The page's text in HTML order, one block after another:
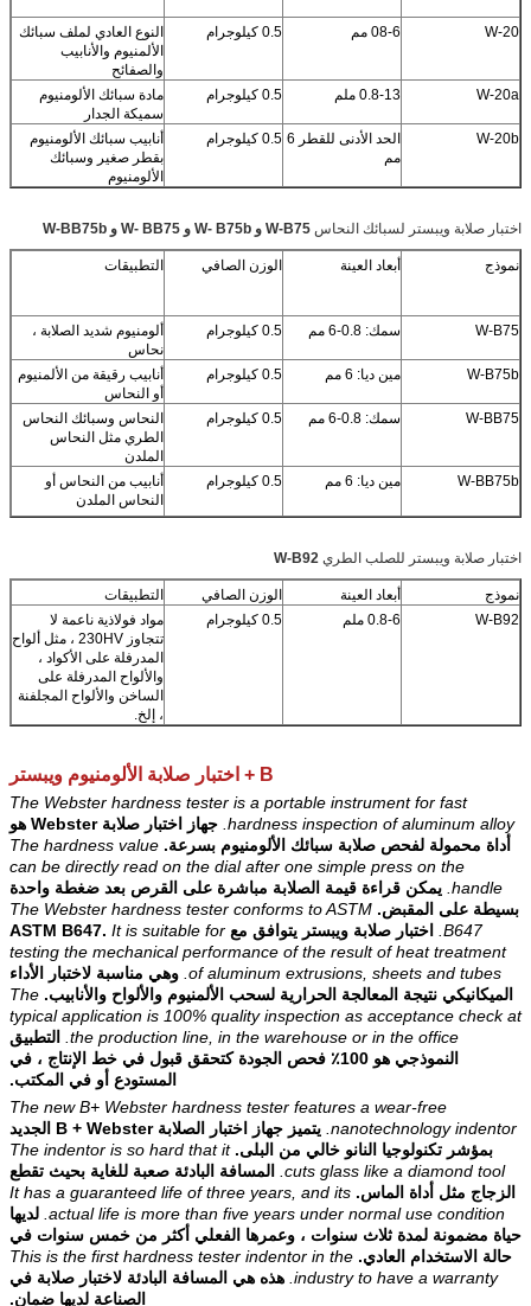
W-20 08-6 مم 0.5 كيلوجرام
النوع العادي لملف سبائك
الألمنيوم والأنابيب
والصفائح
W-20a
0.8-13 ملم 0.5 كيلوجرام
مادة سبائك الألومنيوم
سميكة الجدار
W-20b
الحد الأدنى للقطر 6
مم
0.5 كيلوجرام
أنابيب سبائك الألومنيوم
بقطر صغير وسبائك
الألومنيوم
اختبار صلابة ويبستر لسبائك النحاس W-B75 و W- B75b و W- BB75 و W-BB75b
نموذج أبعاد العينة الوزن الصافي التطبيقات
W-B75 سمك: 0.8-6 مم 0.5 كيلوجرام
ألومنيوم شديد الصلابة ،
نحاس
W-B75b
مين ديا: 6 مم 0.5 كيلوجرام
أنابيب رقيقة من الألمنيوم
أو النحاس
W-BB75
سمك: 0.8-6 مم 0.5 كيلوجرام
النحاس وسبائك النحاس
الطري مثل النحاس
الملدن
W-BB75b
مين ديا: 6 مم 0.5 كيلوجرام
أنابيب من النحاس أو
النحاس الملدن
اختبار صلابة ويبستر للصلب الطري W-B92
نموذج أبعاد العينة الوزن الصافي
التطبيقات
W-B92
0.8-6 ملم 0.5 كيلوجرام
مواد فولاذية ناعمة لا
تتجاوز 230HV ، مثل ألواح
المدرفلة على الأكواد ،
والألواح المدرفلة على
الساخن والألواح المجلفنة
، إلخ.
B + اختبار صلابة الألومنيوم ويبستر
The Webster hardness tester is a portable instrument for fast
hardness inspection of aluminum alloy.
جهاز اختبار صلابة Webster هو
أداة محمولة لفحص صلابة سبائك الألومنيوم بسرعة. The hardness value
can be directly read on the dial after one simple press on the
handle. يمكن قراءة قيمة الصلابة مباشرة على القرص بعد ضغطة واحدة
بسيطة على المقبض. The Webster hardness tester conforms to ASTM
B647.
اختبار صلابة ويبستر يتوافق مع ASTM B647. It is suitable for
testing the mechanical performance of the result of heat treatment
of aluminum extrusions, sheets and tubes. وهي مناسبة لاختبار الأداء
الميكانيكي نتيجة المعالجة الحرارية لسحب الألمنيوم والألواح والأنابيب. The
typical application is 100% quality inspection as acceptance check at
the production line, in the warehouse or in the office.
التطبيق
النموذجي هو 100٪ فحص الجودة كتحقق قبول في خط الإنتاج ، في
المستودع أو في المكتب.
The new B+ Webster hardness tester features a wear-free
nanotechnology indentor.
يتميز جهاز اختبار الصلابة B + Webster الجديد
بمؤشر تكنولوجيا النانو خالي من البلى. The indentor is so hard that it
cuts glass like a diamond tool.
المسافة البادئة صعبة للغاية بحيث تقطع
الزجاج مثل أداة الماس. It has a guaranteed life of three years, and its
actual life is more than five years under normal use condition. لديها
حياة مضمونة لمدة ثلاث سنوات ، وعمرها الفعلي أكثر من خمس سنوات في
حالة الاستخدام العادي. This is the first hardness tester indentor in the
industry to have a warranty. هذه هي المسافة البادئة لاختبار صلابة في
الصناعة لديها ضمان.